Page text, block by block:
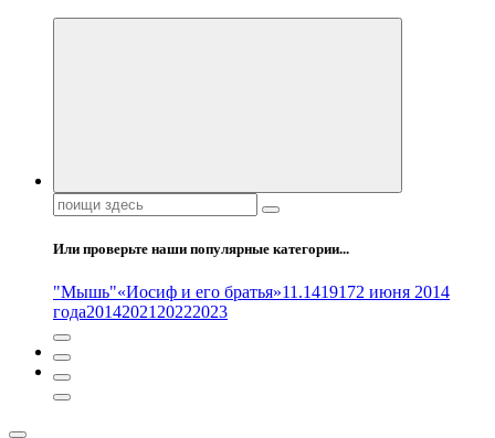
Поиск:
Или проверьте наши популярные категории...
"Мышь"«Иосиф и его братья»11.1419172 июня 2014
года20142021 20222023